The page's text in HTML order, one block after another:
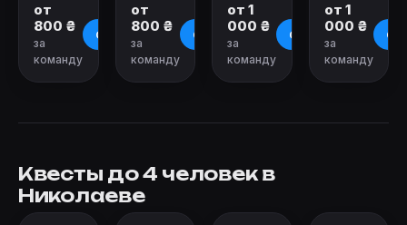
от
800 ₴
за
команду
О квесте
от
800 ₴
за
команду
О квесте
от 1
000 ₴
за
команду
О квесте
от 1
000 ₴
за
команду
О
Квесты до 4 человек в
Николаеве